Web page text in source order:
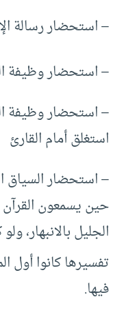
– استحضار رسالة
– استحضار وظيفة
– استحضار وظيفة
استغلق أمام القارئ
– استحضار السياق
حين يسمعون القرآن
الجليل بالانبهار،
تفسيرها كانوا أول
فيها.